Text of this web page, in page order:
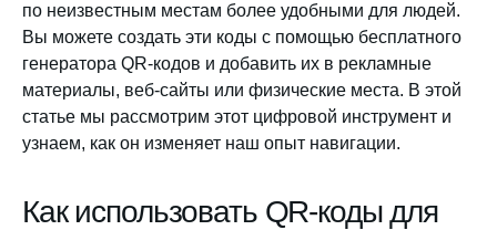
по неизвестным местам более удобными для людей.
Вы можете создать эти коды с помощью бесплатного
генератора QR-кодов и добавить их в рекламные
материалы, веб-сайты или физические места. В этой
статье мы рассмотрим этот цифровой инструмент и
узнаем, как он изменяет наш опыт навигации.
Как использовать QR-коды для